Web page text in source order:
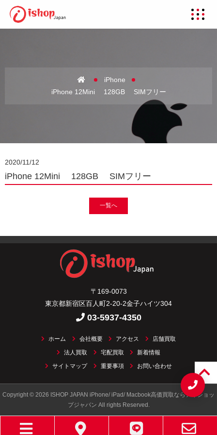
iPhone
iPhone 12Mini 128GB SIMフリー
2020/11/12
iPhone 12Mini 128GB SIMフリー
一覧へ
〒169-0073
東京都新宿区百人町2-20-2金子ハイツ304
03-5937-4350
ホーム 会社概要 アクセス 店舗買取
法人買取 宅配買取 新着情報
サイトマップ 重要事項 お問い合わせ
Copyright © 2026 ISHOP JAPAN iPhone/ iPad/ Macbook高価買取ならアイショッ
プジャパン All rights Reserved.